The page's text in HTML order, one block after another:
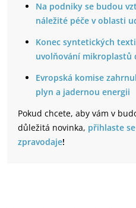
Na podniky se budou
náležité péče v oblasti
Konec syntetických
uvolňování mikroplastů
Evropská komise
plyn a jadernou energii
Pokud chcete, aby vám v
důležitá novinka, přihlaste
zpravodaje!